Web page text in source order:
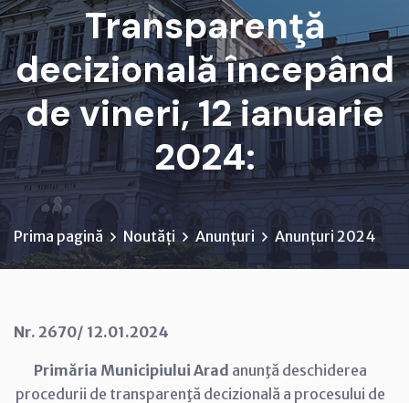
Transparenţă
decizională începând
de vineri, 12 ianuarie
2024:
Prima pagină Noutăți Anunțuri Anunțuri 2024
Nr. 2670/ 12.01.2024
Primăria Municipiului Arad anunţă deschiderea
procedurii de transparenţă decizională a procesului de